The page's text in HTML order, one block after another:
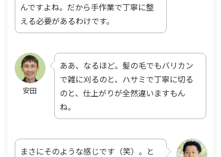
んですよね。だから手作業で丁寧に整
える必要があるわけです。
安田
ああ、なるほど。髪の毛でもバリカン
で雑に刈るのと、ハサミで丁寧に切る
のと、仕上がりが全然違いますもん
ね。
まさにそのような感じです（笑）。と